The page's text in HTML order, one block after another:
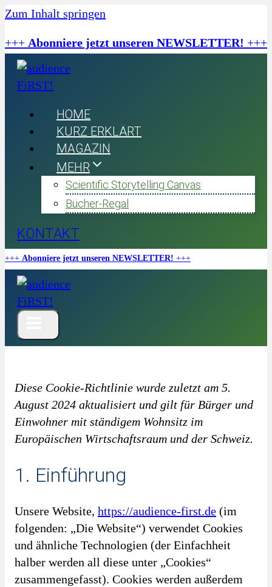
Zum Inhalt springen
+++ Abonniere jetzt unseren NEWSLETTER! +++
HOME
KURZ ERKLÄRT
MAGAZIN
MEHR
Scientific Storytelling Canvas
Bücher-Regal
KONTAKT
+++ Abonniere jetzt unseren NEWSLETTER! +++
Diese Cookie-Richtlinie wurde zuletzt am 5.
August 2024 aktualisiert und gilt für Bürger und
Einwohner mit ständigem Wohnsitz im
Europäischen Wirtschaftsraum und der Schweiz.
1. Einführung
Unsere Website, https://audience-first.de (im
folgenden: „Die Website“) verwendet Cookies
und ähnliche Technologien (der Einfachheit
halber werden all diese unter „Cookies“
zusammengefasst). Cookies werden außerdem